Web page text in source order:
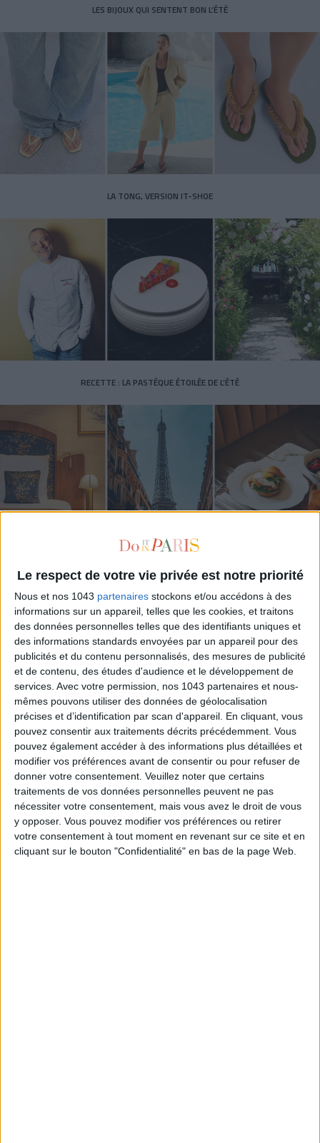
Le respect de votre vie privée est notre priorité
Nous et nos 1043 partenaires stockons et/ou accédons à des
informations sur un appareil, telles que les cookies, et traitons
des données personnelles telles que des identifiants uniques et
des informations standards envoyées par un appareil pour des
publicités et du contenu personnalisés, des mesures de publicité
et de contenu, des études d'audience et le développement de
services. Avec votre permission, nos 1043 partenaires et nous-
mêmes pouvons utiliser des données de géolocalisation
précises et d’identification par scan d'appareil. En cliquant, vous
pouvez consentir aux traitements décrits précédemment. Vous
pouvez également accéder à des informations plus détaillées et
modifier vos préférences avant de consentir ou pour refuser de
donner votre consentement. Veuillez noter que certains
traitements de vos données personnelles peuvent ne pas
nécessiter votre consentement, mais vous avez le droit de vous
y opposer. Vous pouvez modifier vos préférences ou retirer
votre consentement à tout moment en revenant sur ce site et en
cliquant sur le bouton "Confidentialité" en bas de la page Web.
LES BIJOUX QUI SENTENT BON L’ÉTÉ
LA TONG, VERSION IT-SHOE
RECETTE : LA PASTÈQUE ÉTOILÉE DE L’ÉTÉ
LES (VRAIES) BONNES ADRESSE À CONNAÎTRE AUTOUR DE LA TOUR EIFFEL
LES PLUS BEAUX HÔTELS DE MONTAGNE POUR L’ÉTÉ